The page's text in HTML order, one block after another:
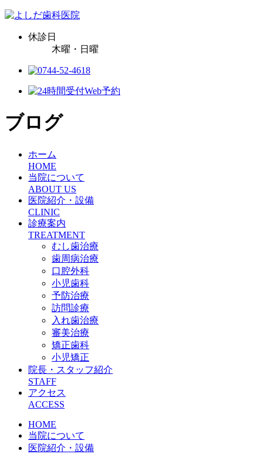
休診日
木曜・日曜
ブログ
ホーム
HOME
当院について
ABOUT US
医院紹介・設備
CLINIC
診療案内
TREATMENT
むし歯治療
歯周病治療
口腔外科
小児歯科
予防治療
訪問診療
入れ歯治療
審美治療
矯正歯科
小児矯正
院長・スタッフ紹介
STAFF
アクセス
ACCESS
HOME
当院について
医院紹介・設備